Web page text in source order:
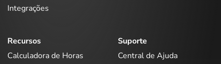
Integrações
Recursos
Calculadora de Horas
Suporte
Central de Ajuda